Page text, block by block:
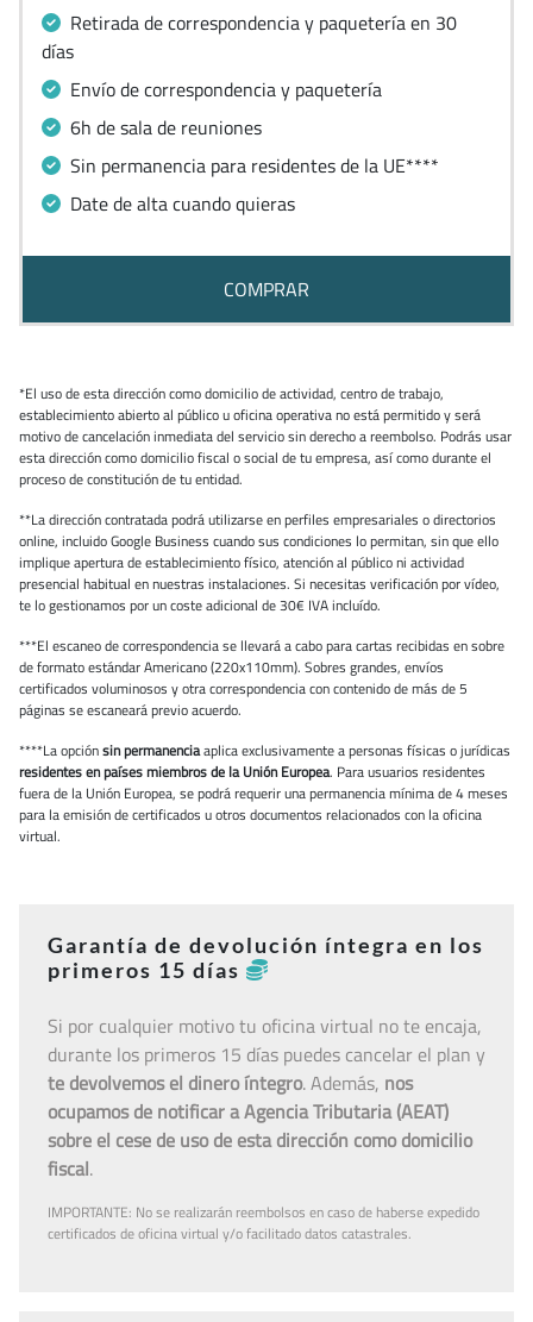
Retirada de correspondencia y paquetería en 30
días
Envío de correspondencia y paquetería
6h de sala de reuniones
Sin permanencia para residentes de la UE****
Date de alta cuando quieras
COMPRAR
*El uso de esta dirección como domicilio de actividad, centro de trabajo,
establecimiento abierto al público u oficina operativa no está permitido y será
motivo de cancelación inmediata del servicio sin derecho a reembolso. Podrás usar
esta dirección como domicilio fiscal o social de tu empresa, así como durante el
proceso de constitución de tu entidad.
**La dirección contratada podrá utilizarse en perfiles empresariales o directorios
online, incluido Google Business cuando sus condiciones lo permitan, sin que ello
implique apertura de establecimiento físico, atención al público ni actividad
presencial habitual en nuestras instalaciones. Si necesitas verificación por vídeo,
te lo gestionamos por un coste adicional de 30€ IVA incluído.
***El escaneo de correspondencia se llevará a cabo para cartas recibidas en sobre
de formato estándar Americano (220x110mm). Sobres grandes, envíos
certificados voluminosos y otra correspondencia con contenido de más de 5
páginas se escaneará previo acuerdo.
****La opciónsin permanenciaaplica exclusivamente a personas físicas o jurídicas
residentes en países miembros de la Unión Europea. Para usuarios residentes
fuera de la Unión Europea, se podrá requerir una permanencia mínima de 4 meses
para la emisión de certificados u otros documentos relacionados con la oficina
virtual.
Garantía de devolución íntegra en los
primeros 15 días
Si por cualquier motivo tu oficina virtual no te encaja,
durante los primeros 15 días puedes cancelar el plan y
te devolvemos el dinero íntegro. Además, nos
ocupamos de notificar a Agencia Tributaria (AEAT)
sobre el cese de uso de esta dirección como domicilio
fiscal.
IMPORTANTE: No se realizarán reembolsos en caso de haberse expedido
certificados de oficina virtual y/o facilitado datos catastrales.